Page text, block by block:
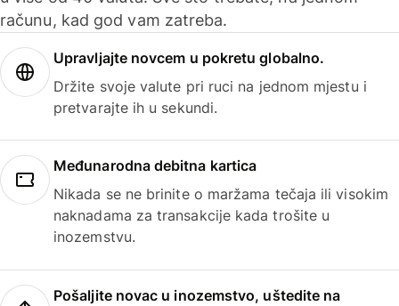
računu, kad god vam zatreba.
Upravljajte novcem u pokretu globalno.
Držite svoje valute pri ruci na jednom mjestu i
pretvarajte ih u sekundi.
Međunarodna debitna kartica
Nikada se ne brinite o maržama tečaja ili visokim
naknadama za transakcije kada trošite u
inozemstvu.
Pošaljite novac u inozemstvo, uštedite na